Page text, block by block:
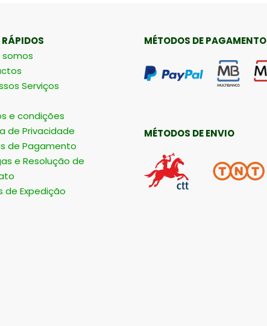
somos
Serviços
e condições
de Privacidade
de Pagamento
e Resolução de
de Expedição
MÉTODOS DE PAGAMENTO
MÉTODOS DE ENVIO